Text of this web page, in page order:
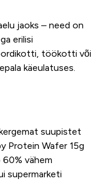
jaoks – need on
erilisi
töökotti või
käeulatuses.
suupistet
Protein Wafer 15g
vähem
supermarketi